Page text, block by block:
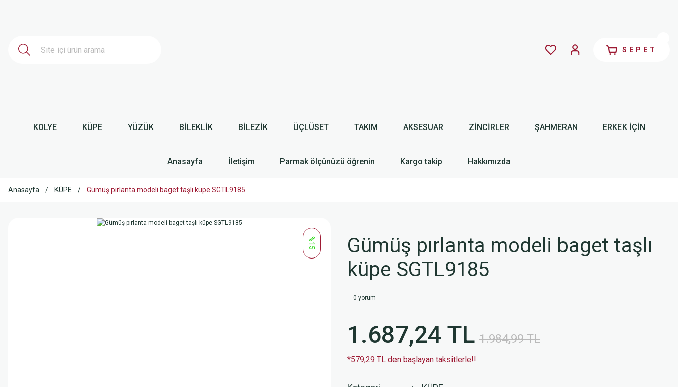
SEPET
KOLYE KÜPE YÜZÜK BİLEKLİK BİLEZİK ÜÇLÜSET TAKIM AKSESUAR ZİNCİRLER ŞAHMERAN ERKEK İÇİN
Anasayfa İletişim Parmak ölçünüzü öğrenin Kargo takip Hakkımızda
Anasayfa KÜPE Gümüş pırlanta modeli baget taşlı küpe SGTL9185
%15
Gümüş pırlanta modeli baget taşlı
küpe SGTL9185
0 yorum
1.687,24 TL 1.984,99 TL
*579,29 TL den başlayan taksitlerle!!